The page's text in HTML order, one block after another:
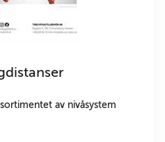
av nivåsystem